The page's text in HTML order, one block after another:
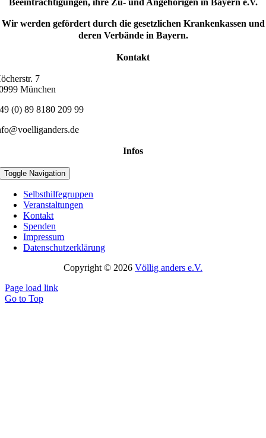
Beeinträchtigungen, ihre Zu- und Angehörigen in Bayern e.V.
Wir werden gefördert durch die gesetzlichen Krankenkassen und
deren Verbände in Bayern.
Kontakt
7
München
(0) 89 8180 209 99
Infos
Toggle Navigation
Selbsthilfegruppen
Veranstaltungen
Kontakt
Spenden
Impressum
Datenschutzerklärung
Copyright © 2026 Völlig anders e.V.
Page load link
Go to Top